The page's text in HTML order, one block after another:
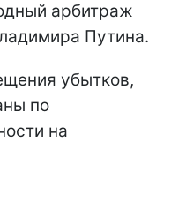
арбитраж
Путина.
убытков,
по
на